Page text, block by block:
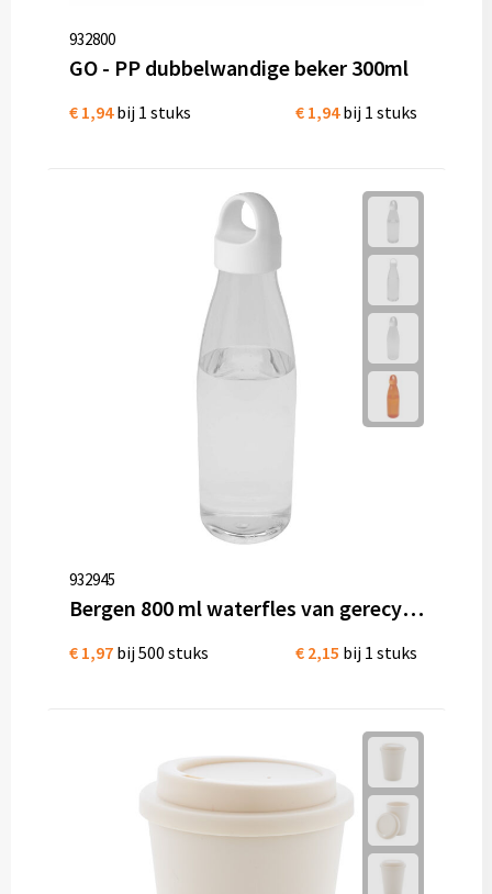
932800
GO - PP dubbelwandige beker 300ml
€ 1,94 bij 1 stuks € 1,94 bij 1 stuks
932945
Bergen 800 ml waterfles van gerecycled plastic
€ 1,97 bij 500 stuks € 2,15 bij 1 stuks